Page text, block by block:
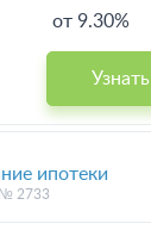
от 9.30%
ипотеки
2733